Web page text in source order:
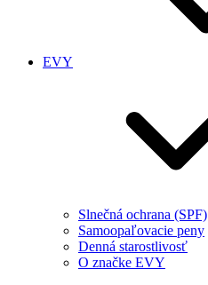
EVY
Slnečná ochrana (SPF)
Samoopaľovacie peny
Denná starostlivosť
O značke EVY